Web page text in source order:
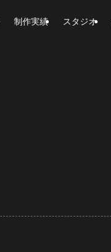
制作実績 スタジオ